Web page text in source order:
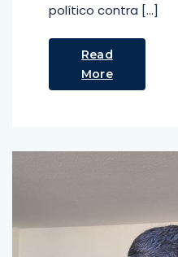
político contra […]
Read
More